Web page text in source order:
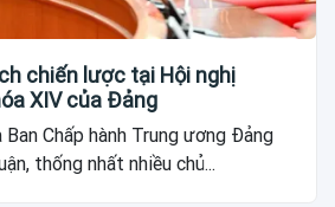
chiến lược tại Hội nghị
XIV của Đảng
Chấp hành Trung ương Đảng
thống nhất nhiều chủ...